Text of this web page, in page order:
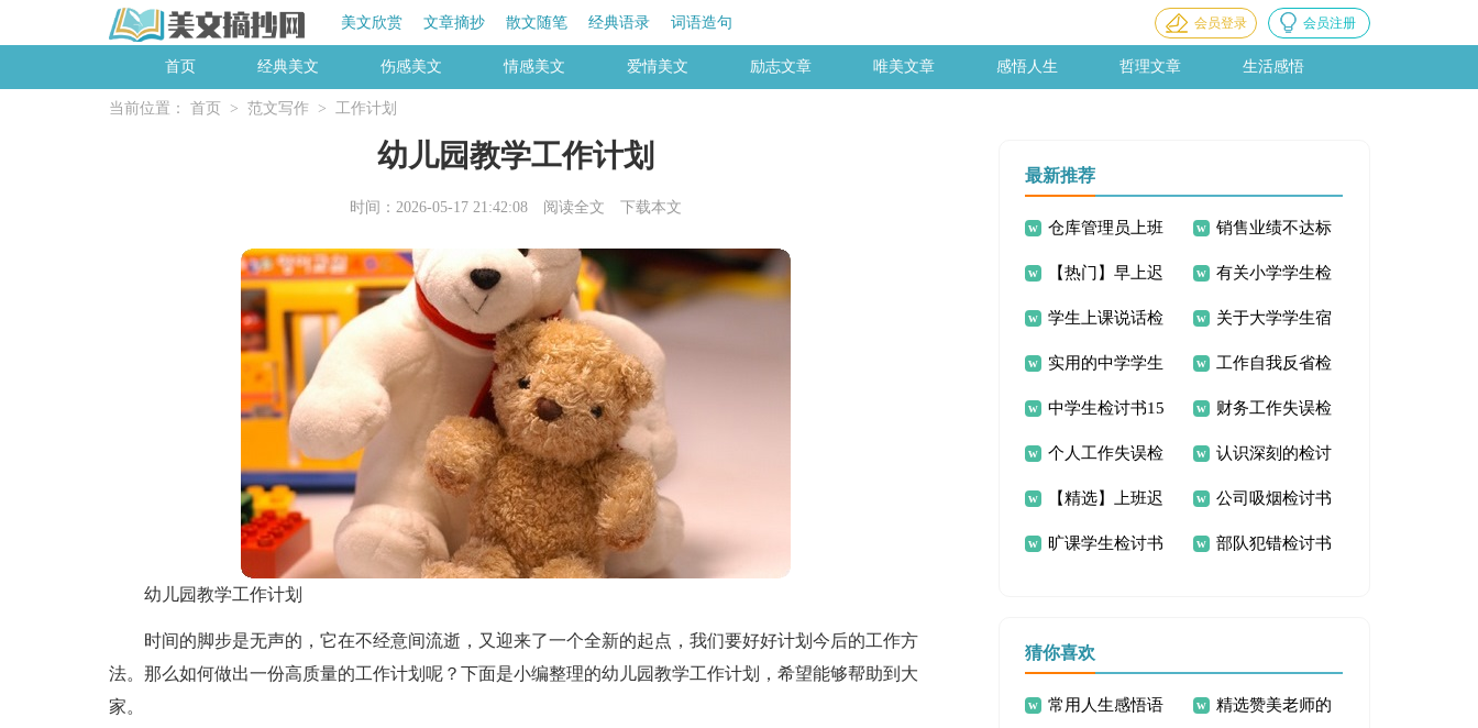
美文欣赏 文章摘抄 散文随笔 经典语录 词语造句 会员登录 会员注册
首页 经典美文 伤感美文 情感美文 爱情美文 励志文章 唯美文章 感悟人生 哲理文章 生活感悟
当前位置： 首页 > 范文写作 > 工作计划
幼儿园教学工作计划
时间：2026-05-17 21:42:08 阅读全文 下载本文
幼儿园教学工作计划
时间的脚步是无声的，它在不经意间流逝，又迎来了一个全新的起点，我们要好好计划今后的工作方
法。那么如何做出一份高质量的工作计划呢？下面是小编整理的幼儿园教学工作计划，希望能够帮助到大
家。
最新推荐
仓库管理员上班
时间不在岗检讨书
销售业绩不达标
检讨书15篇
【热门】早上迟
到检讨书三篇
有关小学学生检
讨书范文7篇
学生上课说话检
讨书(集锦15篇)
关于大学学生宿
舍检讨书七篇
实用的中学学生
检讨书四篇
工作自我反省检
讨书15篇
中学生检讨书15
篇
财务工作失误检
讨书集锦15篇
个人工作失误检
讨书15篇
认识深刻的检讨
书
【精选】上班迟
到检讨书三篇
公司吸烟检讨书
旷课学生检讨书 部队犯错检讨书
猜你喜欢
常用人生感悟语 精选赞美老师的